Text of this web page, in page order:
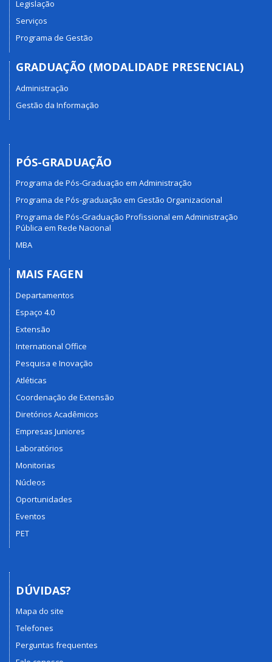
Legislação
Serviços
Programa de Gestão
GRADUAÇÃO (MODALIDADE PRESENCIAL)
Administração
Gestão da Informação
PÓS-GRADUAÇÃO
Programa de Pós-Graduação em Administração
Programa de Pós-graduação em Gestão Organizacional
Programa de Pós-Graduação Profissional em Administração
Pública em Rede Nacional
MBA
MAIS FAGEN
Departamentos
Espaço 4.0
Extensão
International Office
Pesquisa e Inovação
Atléticas
Coordenação de Extensão
Diretórios Acadêmicos
Empresas Juniores
Laboratórios
Monitorias
Núcleos
Oportunidades
Eventos
PET
DÚVIDAS?
Mapa do site
Telefones
Perguntas frequentes